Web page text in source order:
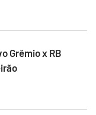
Grêmio x RB